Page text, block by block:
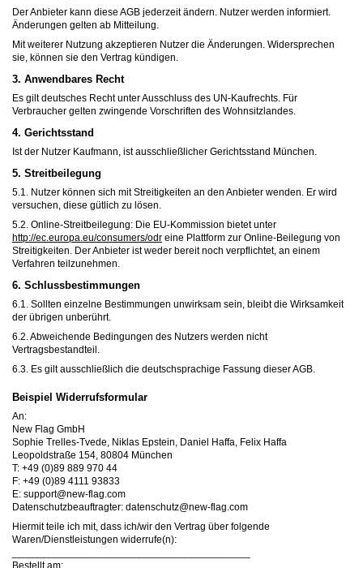
Der Anbieter kann diese AGB jederzeit ändern. Nutzer werden informiert.
Änderungen gelten ab Mitteilung.
Mit weiterer Nutzung akzeptieren Nutzer die Änderungen. Widersprechen
sie, können sie den Vertrag kündigen.
3. Anwendbares Recht
Es gilt deutsches Recht unter Ausschluss des UN-Kaufrechts. Für
Verbraucher gelten zwingende Vorschriften des Wohnsitzlandes.
4. Gerichtsstand
Ist der Nutzer Kaufmann, ist ausschließlicher Gerichtsstand München.
5. Streitbeilegung
5.1. Nutzer können sich mit Streitigkeiten an den Anbieter wenden. Er wird
versuchen, diese gütlich zu lösen.
5.2. Online-Streitbeilegung: Die EU-Kommission bietet unter
http://ec.europa.eu/consumers/odr eine Plattform zur Online-Beilegung von
Streitigkeiten. Der Anbieter ist weder bereit noch verpflichtet, an einem
Verfahren teilzunehmen.
6. Schlussbestimmungen
6.1. Sollten einzelne Bestimmungen unwirksam sein, bleibt die Wirksamkeit
der übrigen unberührt.
6.2. Abweichende Bedingungen des Nutzers werden nicht
Vertragsbestandteil.
6.3. Es gilt ausschließlich die deutschsprachige Fassung dieser AGB.
Beispiel Widerrufsformular
An:
New Flag GmbH
Sophie Trelles-Tvede, Niklas Epstein, Daniel Haffa, Felix Haffa
Leopoldstraße 154, 80804 München
T: +49 (0)89 889 970 44
F: +49 (0)89 4111 93833
E: support@new-flag.com
Datenschutzbeauftragter: datenschutz@new-flag.com
Hiermit teile ich mit, dass ich/wir den Vertrag über folgende
Waren/Dienstleistungen widerrufe(n):
Bestellt am: